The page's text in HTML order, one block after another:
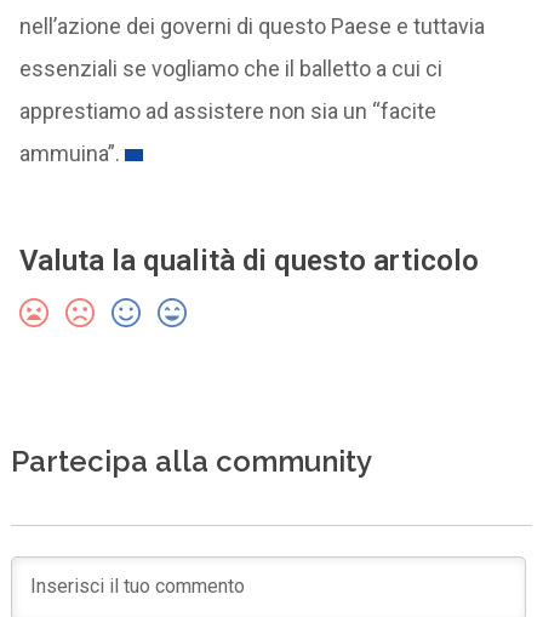
nell’azione dei governi di questo Paese e tuttavia
essenziali se vogliamo che il balletto a cui ci
apprestiamo ad assistere non sia un “facite
ammuina”.
Valuta la qualità di questo articolo
Partecipa alla community